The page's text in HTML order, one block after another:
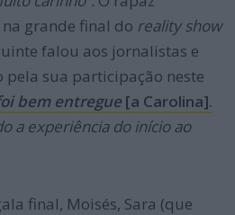
grande final do reality show
falou aos jornalistas e
pela sua participação neste
bem entregue[a Carolina].
a experiência do início ao
final, Moisés, Sara (que